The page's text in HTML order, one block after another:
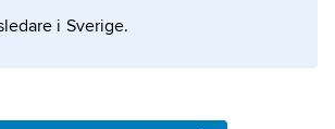
från romersk tid, bland
över Guadiana.
i Sverige.